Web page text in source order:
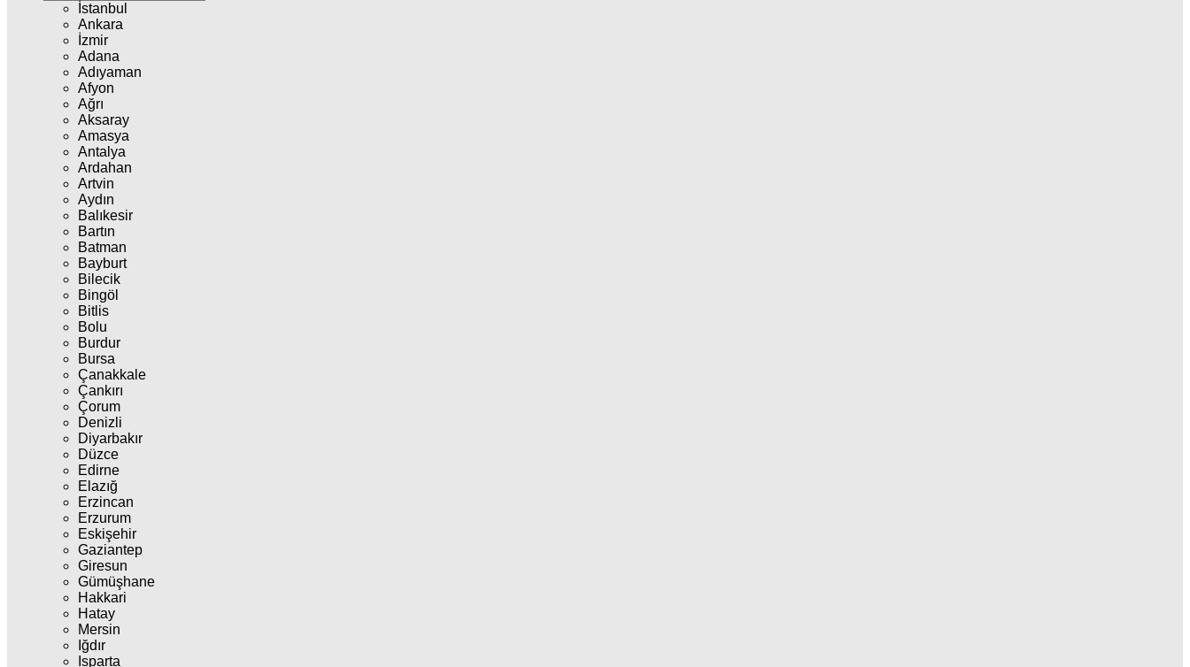
İstanbul
Ankara
İzmir
Adana
Adıyaman
Afyon
Ağrı
Aksaray
Amasya
Antalya
Ardahan
Artvin
Aydın
Balıkesir
Bartın
Batman
Bayburt
Bilecik
Bingöl
Bitlis
Bolu
Burdur
Bursa
Çanakkale
Çankırı
Çorum
Denizli
Diyarbakır
Düzce
Edirne
Elazığ
Erzincan
Erzurum
Eskişehir
Gaziantep
Giresun
Gümüşhane
Hakkari
Hatay
Mersin
Iğdır
Isparta